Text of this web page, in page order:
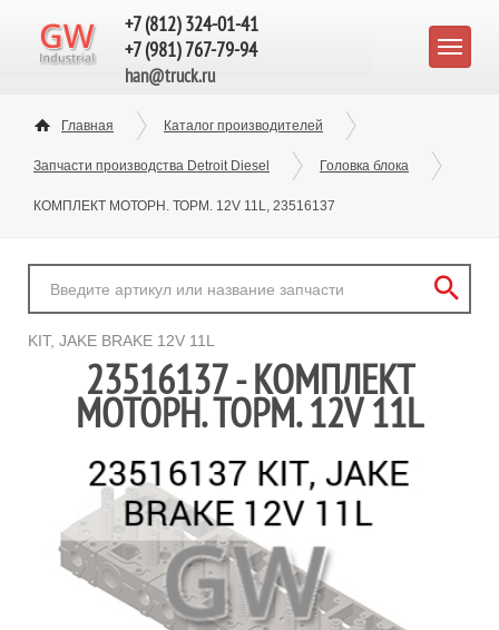
+7 (812) 324-01-41
+7 (981) 767-79-94
han@truck.ru
Главная Каталог производителей
Запчасти производства Detroit Diesel Головка блока
КОМПЛЕКТ МОТОРН. ТОРМ. 12V 11L, 23516137
KIT, JAKE BRAKE 12V 11L
23516137 - КОМПЛЕКТ
МОТОРН. ТОРМ. 12V 11L